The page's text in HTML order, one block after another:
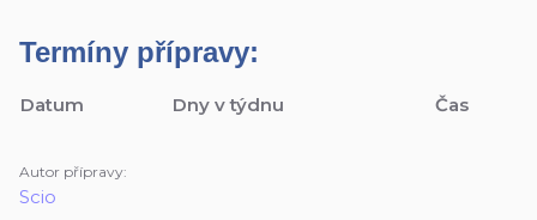
Termíny přípravy:
Datum Dny v týdnu Čas
Autor přípravy:
Scio